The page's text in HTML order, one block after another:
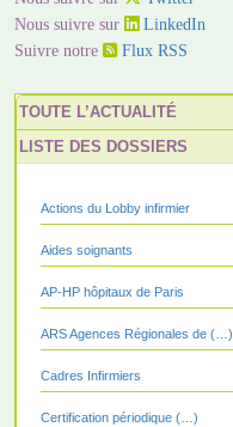
Nous suivre sur
LinkedIn
Suivre notre
Flux RSS
TOUTE L’ACTUALITÉ
LISTE DES DOSSIERS
Actions du Lobby infirmier
Aides soignants
AP-HP hôpitaux de Paris
ARS Agences Régionales de (…)
Cadres Infirmiers
Certification périodique (…)